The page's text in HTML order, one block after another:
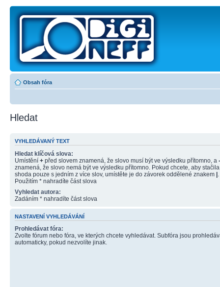
Obsah fóra
Hledat
VYHLEDÁVANÝ TEXT
Hledat klíčová slova:
Umístění + před slovem znamená, že slovo musí být ve výsledku přítomno, a -
znamená, že slovo nemá být ve výsledku přítomno. Pokud chcete, aby stačila
shoda pouze s jedním z více slov, umístěte je do závorek oddělené znakem |
Použitím * nahradíte část slova
Vyhledat autora:
Zadáním * nahradíte část slova
NASTAVENÍ VYHLEDÁVÁNÍ
Prohledávat fóra:
Zvolte fórum nebo fóra, ve kterých chcete vyhledávat. Subfóra jsou
automaticky, pokud nezvolíte jinak.